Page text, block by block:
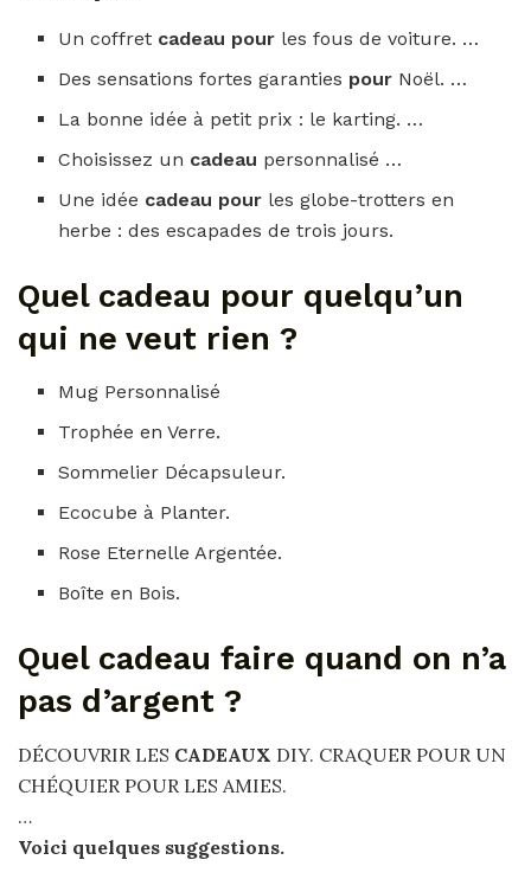
Un coffret cadeau pour les fous de voiture. …
Des sensations fortes garanties pour Noël. …
La bonne idée à petit prix : le karting. …
Choisissez un cadeau personnalisé …
Une idée cadeau pour les globe-trotters en
herbe : des escapades de trois jours.
Quel cadeau pour quelqu’un
qui ne veut rien ?
Mug Personnalisé
Trophée en Verre.
Sommelier Décapsuleur.
Ecocube à Planter.
Rose Eternelle Argentée.
Boîte en Bois.
Quel cadeau faire quand on n’a
pas d’argent ?
DÉCOUVRIR LES CADEAUX DIY. CRAQUER POUR UN
CHÉQUIER POUR LES AMIES.
…
Voici quelques suggestions.